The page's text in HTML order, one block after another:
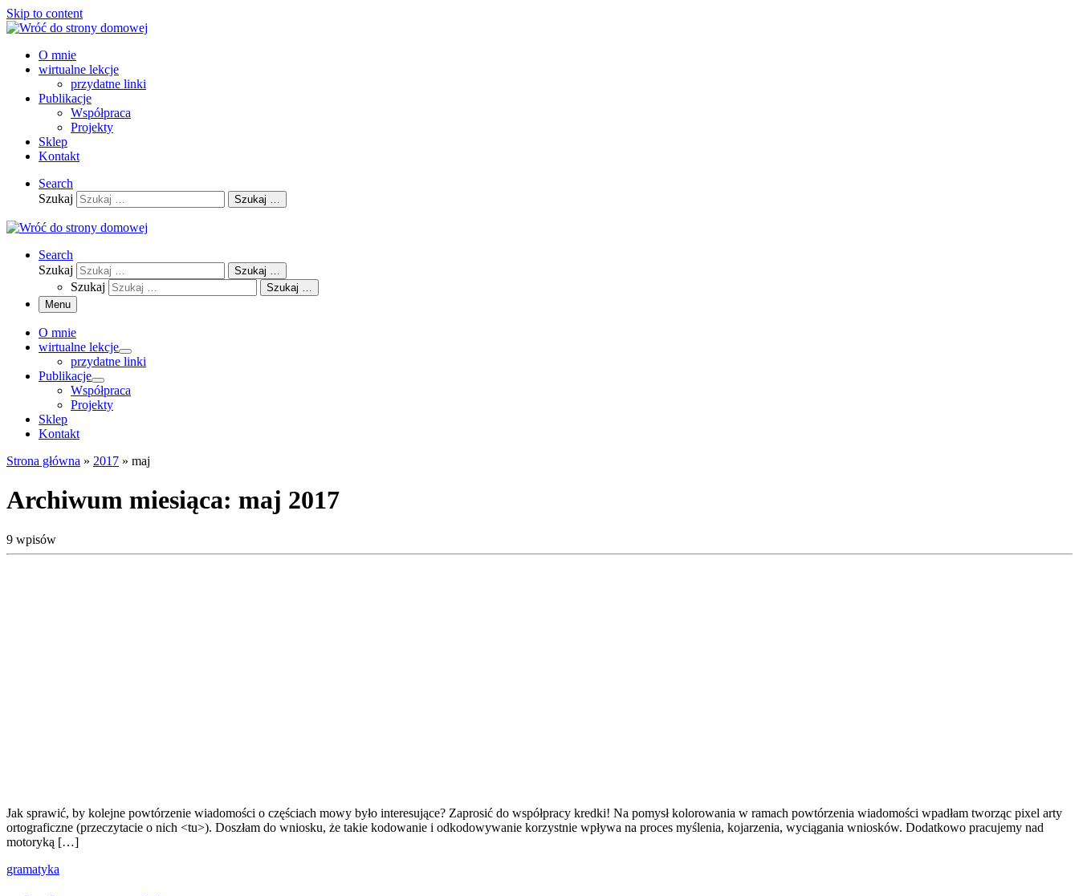
Skip to content
O mnie
wirtualne lekcje
przydatne linki
Publikacje
Współpraca
Projekty
Sklep
Kontakt
Search
Szukaj
Szukaj …
Search
Szukaj
Szukaj …
Szukaj
Szukaj …
Menu
O mnie
wirtualne lekcje
przydatne linki
Publikacje
Współpraca
Projekty
Sklep
Kontakt
Strona główna » 2017 » maj
Archiwum miesiąca: maj 2017
9 wpisów
Jak sprawić, by kolejne powtórzenie wiadomości o częściach mowy było interesujące? Zaprosić do współpracy kredki! Na pomysł kolorowania w ramach powtórzenia wiadomości wpadłam tworząc pixel arty
ortograficzne (przeczytacie o nich <tu>). Doszłam do wniosku, że takie kodowanie i odkodowywanie korzystnie wpływa na proces myślenia, kojarzenia, wyciągania wniosków. Dodatkowo pracujemy nad
motoryką […]
gramatyka